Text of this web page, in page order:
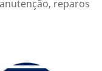
reparos